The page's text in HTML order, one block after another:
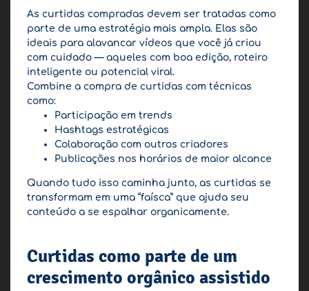
As curtidas compradas devem ser tratadas como
parte de uma estratégia mais ampla. Elas são
ideais para alavancar vídeos que você já criou
com cuidado — aqueles com boa edição, roteiro
inteligente ou potencial viral.
Combine a compra de curtidas com técnicas
como:
Participação em trends
Hashtags estratégicas
Colaboração com outros criadores
Publicações nos horários de maior alcance
Quando tudo isso caminha junto, as curtidas se
transformam em uma “faísca” que ajuda seu
conteúdo a se espalhar organicamente.
Curtidas como parte de um
crescimento orgânico assistido